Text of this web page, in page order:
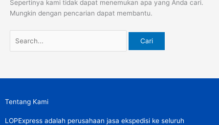
Sepertinya kami tidak dapat menemukan apa yang Anda cari.
Mungkin dengan pencarian dapat membantu.
Tentang Kami
LOPExpress adalah perusahaan jasa ekspedisi ke seluruh